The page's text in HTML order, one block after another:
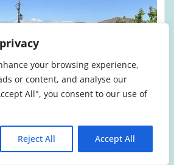
your browsing experience,
or content, and analyse our
All", you consent to our use of
Reject All Accept All
ΠΥΡΟΣΒΈΣΤΕΣ